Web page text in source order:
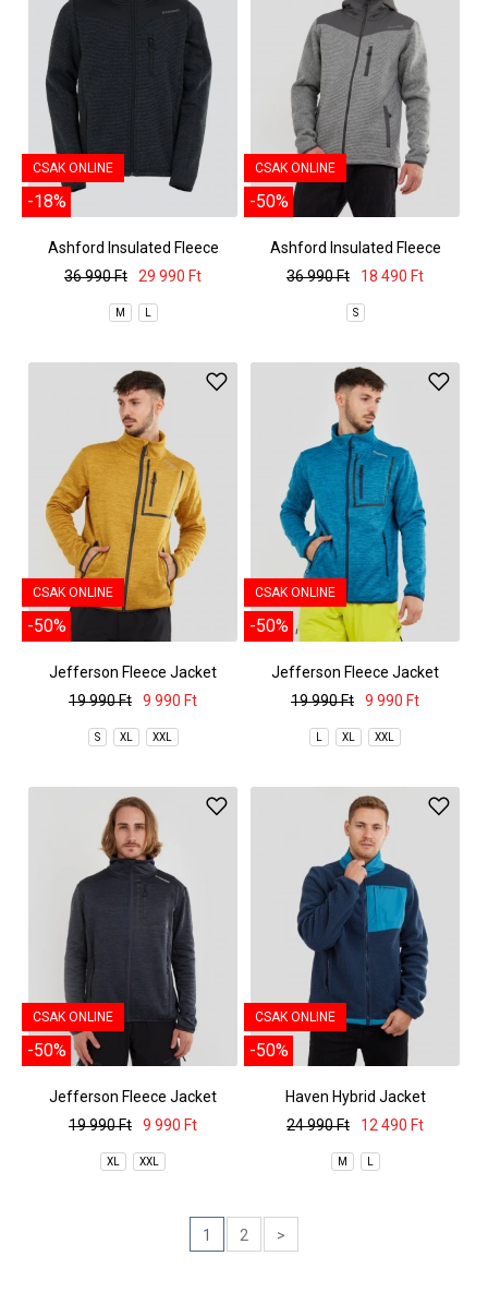
CSAK ONLINE
-18%
Ashford Insulated Fleece
Jacket
36 990 Ft 29 990 Ft
M L
CSAK ONLINE
-50%
Ashford Insulated Fleece
Jacket
36 990 Ft 18 490 Ft
S
CSAK ONLINE
-50%
Jefferson Fleece Jacket
19 990 Ft
9 990 Ft
S XL XXL
CSAK ONLINE
-50%
Jefferson Fleece Jacket
19 990 Ft
9 990 Ft
L XL XXL
CSAK ONLINE
-50%
Jefferson Fleece Jacket
19 990 Ft
9 990 Ft
XL XXL
CSAK ONLINE
-50%
Haven Hybrid Jacket
24 990 Ft
12 490 Ft
M L
1 2 >